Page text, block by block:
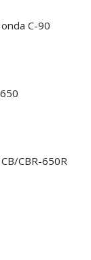
C-90
CBR-650R